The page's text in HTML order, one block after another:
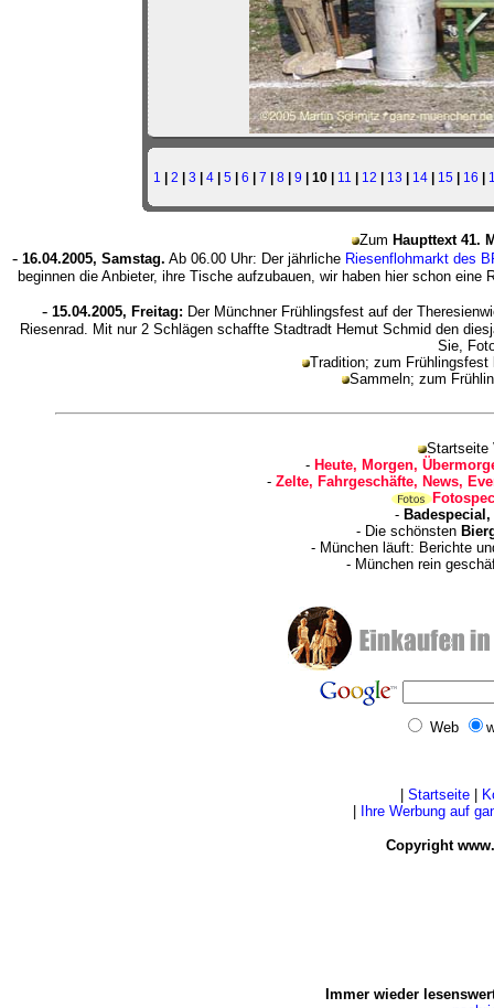
1 | 2 | 3 | 4| 5| 6 | 7 | 8| 9 | 10 | 11 | 12 | 13 | 14| 15| 16 |
Zum Haupttext 41.
- 16.04.2005, Samstag. Ab 06.00 Uhr: Der jährliche Riesenflohmarkt des
beginnen die Anbieter, ihre Tische aufzubauen, wir haben hier schon
- 15.04.2005, Freitag: Der Münchner Frühlingsfest auf der
Riesenrad. Mit nur 2 Schlägen schaffte Stadtradt Hemut Schmid den
Sie,
Tradition; zum Frühlingsfest
Sammeln; zum
Startseite
- Heute, Morgen,
- Zelte, Fahrgeschäfte, News,
-
- Die schönsten
- München läuft: Berichte
- München rein
Web
Startseite
Ihre Werbung auf
Copyright
Immer wieder